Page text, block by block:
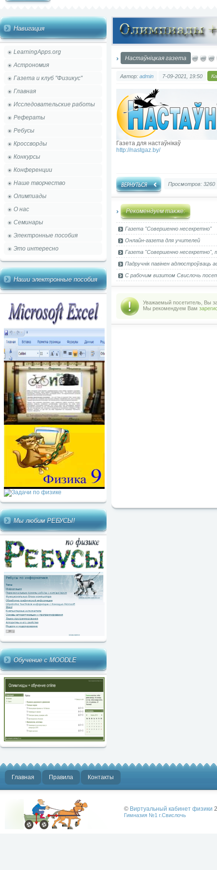
Навигация
LearningApps.org
Астрономия
Газета и клуб "Физикус"
Главная
Исследовательские работы
Рефераты
Ребусы
Кроссворды
Конкурсы
Конференции
Наше творчество
Олимпиады
О нас
Семинары
Электронные пособия
Это интересно
Наши электронные пособия
Мы любим РЕБУСЫ!
Обучение с MOODLE
Настаўніцкая газета
Автор: admin 7-09-2021, 19:50
Газета для настаўнікаў
http://nastgaz.by/
Просмотров: 3260
Рекомендуем также:
Газета "Совершенно несекретно"
Онлайн-газета для учителей
Газета "Совершенно несекретно",
Падручнік павінен адлюстроўваць
С рабочим визитом Свислочь
Уважаемый посетитель, Вы
Мы рекомендуем Вам
Главная Правила Контакты
© Виртуальный кабинет физики
Гимназия №1 г.Свислочь